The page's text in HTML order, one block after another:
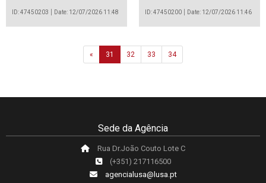
ID: 47450203 Date: 12/07/2026 11:48 ID: 47450200 Date: 12/07/2026 11:46
« Previous
31 32 33 34
Sede da Agência
Rua Dr.João Couto Lote C
(+351) 217116500
agencialusa@lusa.pt